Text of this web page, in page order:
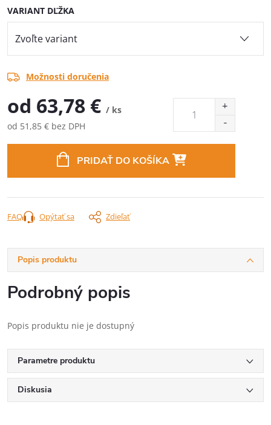
VARIANT DĽŽKA
Možnosti doručenia
od 63,78 € / ks
od 51,85 € bez DPH
PRIDAŤ DO KOŠÍKA
Opýtať sa Zdieľať
FAQ
Popis produktu
Podrobný popis
Popis produktu nie je dostupný
Parametre produktu
Diskusia